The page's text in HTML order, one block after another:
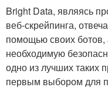
Bright Data, являясь
веб-скрейпинга,
помощью своих ботов,
необходимую
одно из лучших таких
первым выбором для